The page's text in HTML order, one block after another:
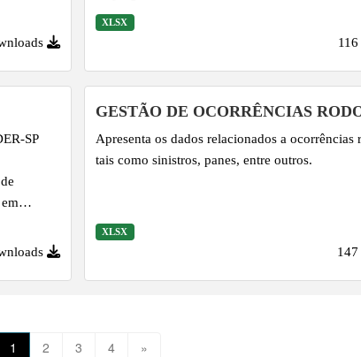
XLSX
SP
e
GESTÃO DE OCORRÊNCIAS
Apresenta os dados relacionados a ocorrências
tais como sinistros, panes, entre outros.
XLSX
1 2 3 4 »